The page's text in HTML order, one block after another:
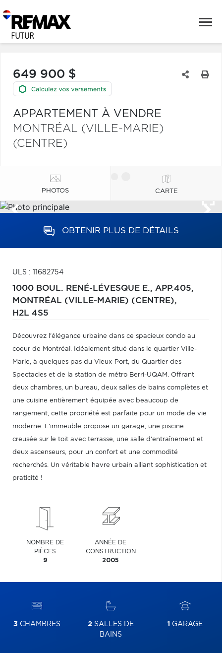
649 900 $
APPARTEMENT À VENDRE
MONTRÉAL (VILLE-MARIE)
(CENTRE)
PHOTOS CARTE
OBTENIR PLUS DE DÉTAILS
ULS : 11682754
1000 BOUL. RENÉ-LÉVESQUE E., APP.405,
MONTRÉAL (VILLE-MARIE) (CENTRE),
H2L 4S5
Découvrez l'élégance urbaine dans ce spacieux condo au
coeur de Montréal. Idéalement situé dans le quartier Ville-
Marie, à quelques pas du Vieux-Port, du Quartier des
Spectacles et de la station de métro Berri-UQAM. Offrant
deux chambres, un bureau, deux salles de bains complètes et
une cuisine entièrement équipée avec beaucoup de
rangement, cette propriété est parfaite pour un mode de vie
moderne. L'immeuble propose un garage, une piscine
creusée sur le toit avec terrasse, une salle d'entraînement et
deux ascenseurs, pour un confort et une commodité
recherchés. Un véritable havre urbain alliant sophistication et
praticité !
NOMBRE DE
PIÈCES
9
ANNÉE DE
CONSTRUCTION
2005
3 CHAMBRES 2 SALLES DE
BAINS
1 GARAGE